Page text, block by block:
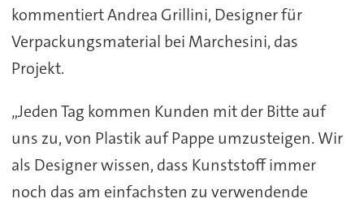
kommentiert Andrea Grillini, Designer für
Verpackungsmaterial bei Marchesini, das
Projekt.
„Jeden Tag kommen Kunden mit der Bitte auf
uns zu, von Plastik auf Pappe umzusteigen. Wir
als Designer wissen, dass Kunststoff immer
noch das am einfachsten zu verwendende